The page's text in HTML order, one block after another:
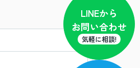
LINEから
お問い合わせ
気軽に相談!